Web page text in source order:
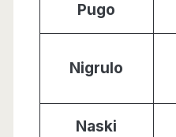
Pugo
Nigrulo
Naski